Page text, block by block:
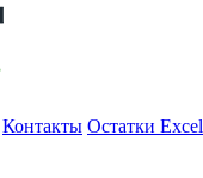
Контакты Остатки Excel